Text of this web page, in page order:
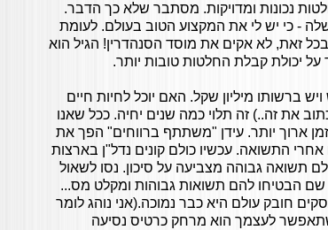
נכונות ומדויקות. מסתבר שלא כך הדבר.
- כי יש לי את המקצוע הטוב בעולם. לעומת
זאת, לא אקים את מוסד הסנהדרין! הגיל הוא
על יכולת קבלת החלטות טובות יותר.
ברשותו מיליון שקל. האם יוכל לחיות חיים
את זה..) זה תלוי כמה שנים יחיה. ככל שאנו
ארוך יותר. עידן "משתתף ברווחים" הפך את
התשואה. עכשיו כולם קונים נדל"ן בארצות
תשואה גבוהה מצביעה על סיכון. נסו לשאול
הבטיחו להם תשואות גבוהות ומקלט מס...
חובק עולם היא כבר נמוכה.(אני נוהג לומר
לעצמך הוא מרחק כרטיס נסיעה